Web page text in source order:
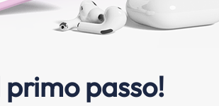
passo!